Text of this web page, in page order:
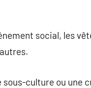
social, les
sous-culture ou une